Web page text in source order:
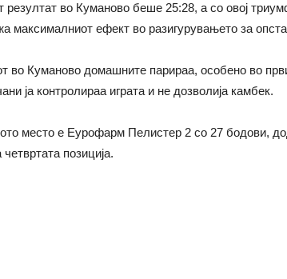
резултат во Куманово беше 25:28, а со овој
максималниот ефект во разигурувањето за
во Куманово домашните парираа, особено во
ја контролираа играта и не дозволија камбек.
место е Еурофарм Пелистер 2 со 27 бодови,
четвртата позиција.